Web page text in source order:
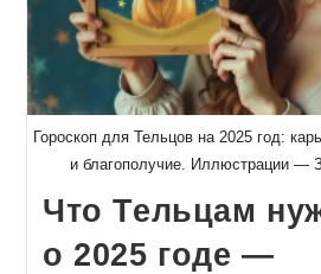
Гороскоп для Тельцов на 2025 год:
и благополучие. Иллюстрации —
Что Тельцам
о 2025 годе —